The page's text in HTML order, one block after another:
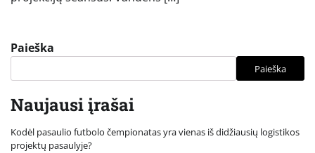
Paieška
Paieška
Naujausi įrašai
Kodėl pasaulio futbolo čempionatas yra vienas iš didžiausių logistikos
projektų pasaulyje?